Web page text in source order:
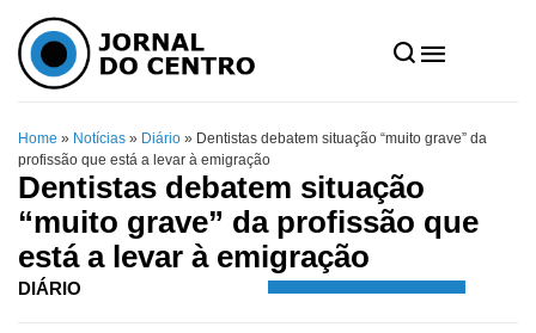
Home » Notícias » Diário » Dentistas debatem situação “muito grave” da
profissão que está a levar à emigração
Dentistas debatem situação
“muito grave” da profissão que
está a levar à emigração
DIÁRIO